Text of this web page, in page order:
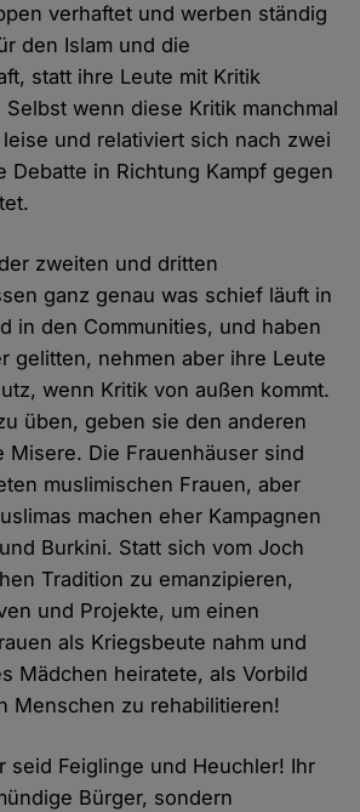
verhaftet und werben ständig
den Islam und die
statt ihre Leute mit Kritik
wenn diese Kritik manchmal
und relativiert sich nach zwei
Debatte in Richtung Kampf gegen
zweiten und dritten
ganz genau was schief läuft in
in den Communities, und haben
gelitten, nehmen aber ihre Leute
wenn Kritik von außen kommt.
üben, geben sie den anderen
Misere. Die Frauenhäuser sind
muslimischen Frauen, aber
machen eher Kampagnen
Burkini. Statt sich vom Joch
Tradition zu emanzipieren,
und Projekte, um einen
als Kriegsbeute nahm und
Mädchen heiratete, als Vorbild
Menschen zu rehabilitieren!
seid Feiglinge und Heuchler! Ihr
Bürger, sondern